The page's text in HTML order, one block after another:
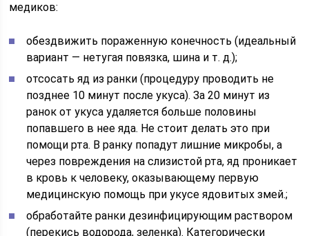
медиков:
обездвижить пораженную конечность (идеальный
вариант — нетугая повязка, шина и т. д.);
отсосать яд из ранки (процедуру проводить не
позднее 10 минут после укуса). За 20 минут из
ранок от укуса удаляется больше половины
попавшего в нее яда. Не стоит делать это при
помощи рта. В ранку попадут лишние микробы, а
через повреждения на слизистой рта, яд проникает
в кровь к человеку, оказывающему первую
медицинскую помощь при укусе ядовитых змей.;
обработайте ранки дезинфицирующим раствором
(перекись водорода, зеленка). Категорически